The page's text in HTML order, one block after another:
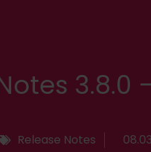
3.8.0
Release Notes